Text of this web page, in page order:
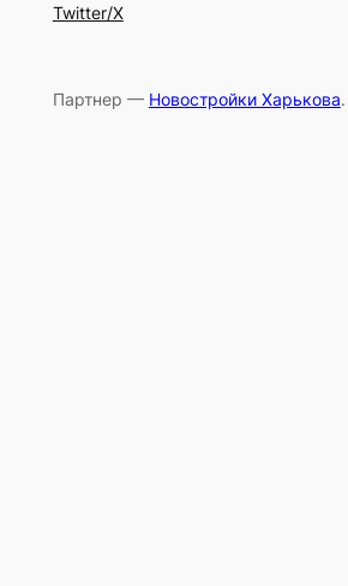
Twitter/X
Партнер — Новостройки Харькова.